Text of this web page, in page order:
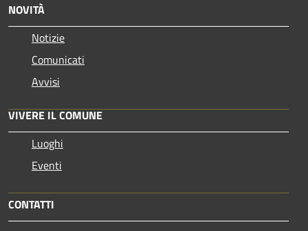
NOVITÀ
Notizie
Comunicati
Avvisi
VIVERE IL COMUNE
Luoghi
Eventi
CONTATTI